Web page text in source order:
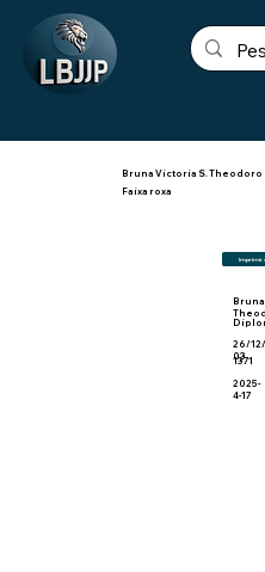
Imprimir
Bruna Victoria S. Theodoro
Faixa roxa
26/12/
03
2025-
4-17
1371